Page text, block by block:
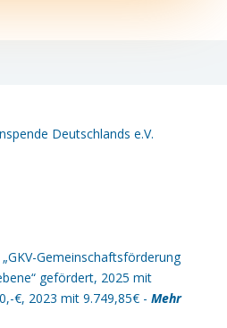
Deutschlands e.V.
Gemeinschaftsförderung
gefördert, 2025 mit
€, 2023 mit 9.749,85€ - Mehr